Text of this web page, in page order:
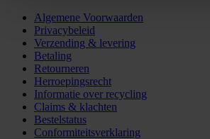
Algemene Voorwaarden
Privacybeleid
Verzending & levering
Betaling
Retourneren
Herroepingsrecht
Informatie over recycling
Claims & klachten
Bestelstatus
Conformiteitsverklaring